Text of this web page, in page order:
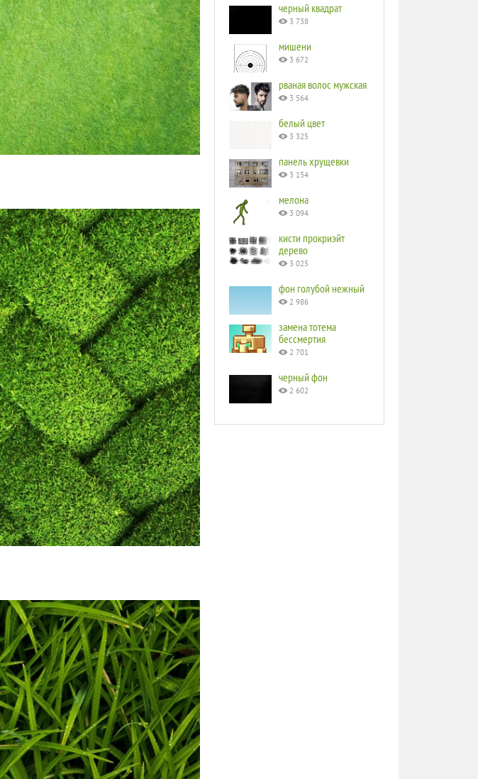
черный квадрат
3 738
мишени
3 672
рваная волос мужская
3 564
белый цвет
3 325
панель хрущевки
3 154
мелона
3 094
кисти прокриэйт
дерево
3 025
фон голубой нежный
2 986
замена тотема
бессмертия
2 701
черный фон
2 602